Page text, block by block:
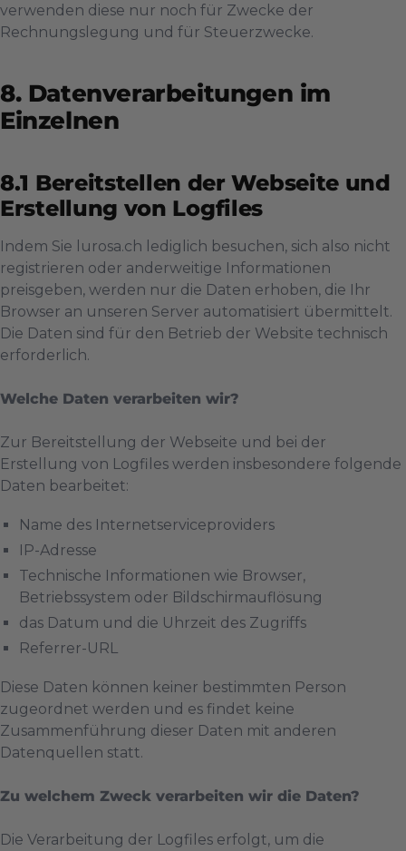
verwenden diese nur noch für Zwecke der
Rechnungslegung und für Steuerzwecke.
Datenverarbeitungen im
Einzelnen
Bereitstellen der Webseite und
Erstellung von Logfiles
Indem Sie lurosa.ch lediglich besuchen, sich also nicht
registrieren oder anderweitige Informationen
preisgeben, werden nur die Daten erhoben, die Ihr
Browser an unseren Server automatisiert übermittelt.
Die Daten sind für den Betrieb der Website technisch
erforderlich.
Welche Daten verarbeiten wir?
Zur Bereitstellung der Webseite und bei der
Erstellung von Logfiles werden insbesondere folgende
Daten bearbeitet:
Name des Internetserviceproviders
IP-Adresse
Technische Informationen wie Browser,
Betriebssystem oder Bildschirmauflösung
das Datum und die Uhrzeit des Zugriffs
Referrer-URL
Diese Daten können keiner bestimmten Person
zugeordnet werden und es findet keine
Zusammenführung dieser Daten mit anderen
Datenquellen statt.
Zu welchem Zweck verarbeiten wir die Daten?
Die Verarbeitung der Logfiles erfolgt, um die